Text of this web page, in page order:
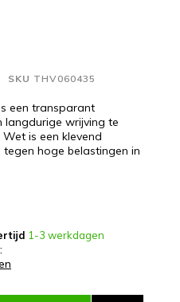
SKU THV060435
een transparant
langdurige wrijving te
is een klevend
hoge belastingen in
1-3 werkdagen